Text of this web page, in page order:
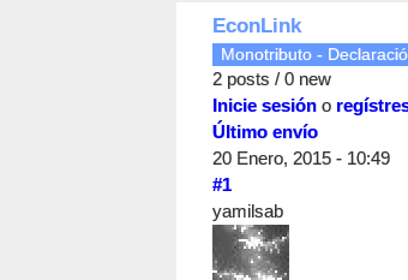
EconLink
Monotributo -
2 posts / 0 new
Inicie sesión o
Último envío
20 Enero, 2015 - 10:49
#1
yamilsab